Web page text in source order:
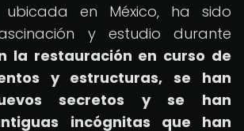
ubicada en México, ha sido
y estudio durante
la restauración en curso de
y estructuras, se han
secretos y se han
incógnitas que han